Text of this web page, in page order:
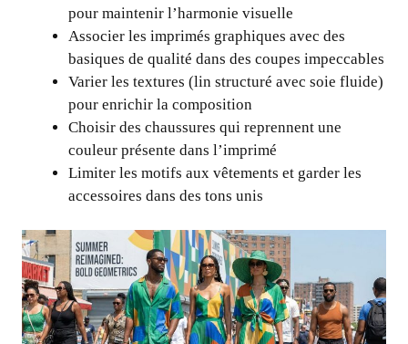
pour maintenir l’harmonie visuelle
Associer les imprimés graphiques avec des
basiques de qualité dans des coupes impeccables
Varier les textures (lin structuré avec soie fluide)
pour enrichir la composition
Choisir des chaussures qui reprennent une
couleur présente dans l’imprimé
Limiter les motifs aux vêtements et garder les
accessoires dans des tons unis